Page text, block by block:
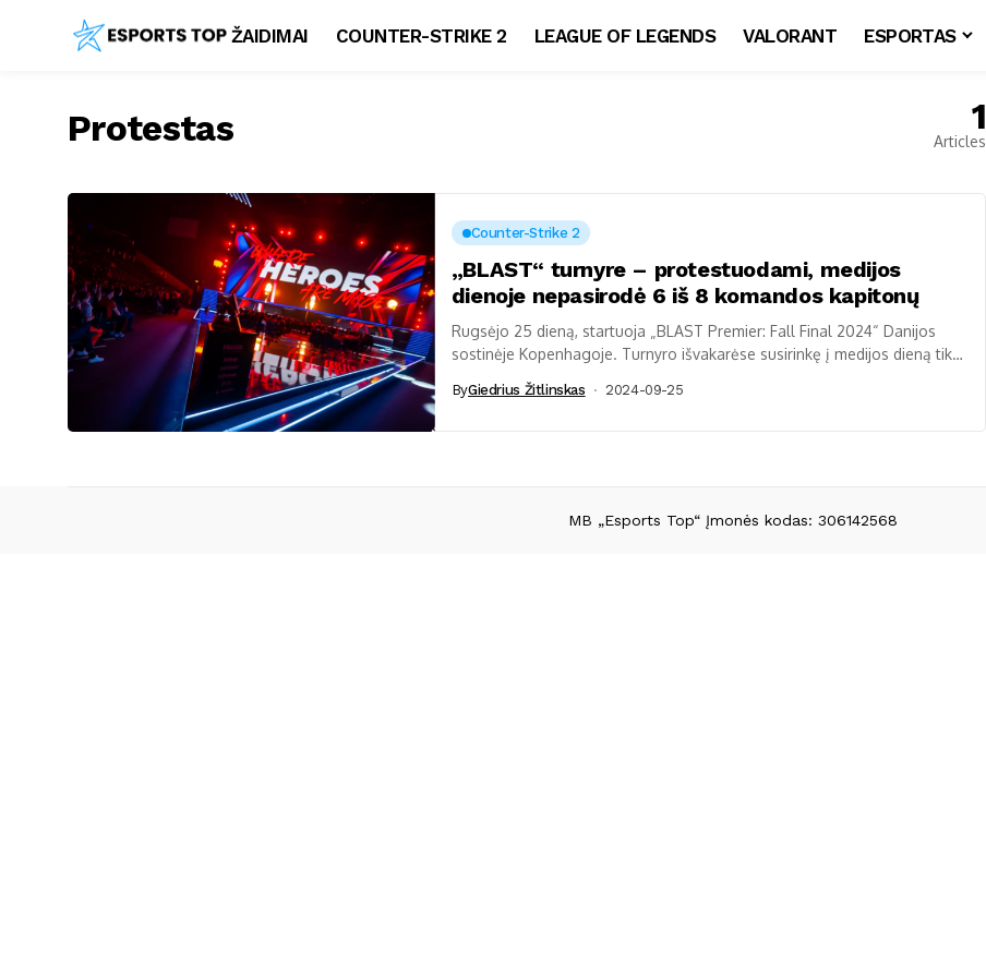
ŽAIDIMAI COUNTER-STRIKE 2 LEAGUE OF LEGENDS VALORANT ESPORTAS
Protestas 1
Articles
Counter-Strike 2
„BLAST“ turnyre – protestuodami, medijos
dienoje nepasirodė 6 iš 8 komandos kapitonų
Rugsėjo 25 dieną, startuoja „BLAST Premier: Fall Final 2024“ Danijos
sostinėje Kopenhagoje. Turnyro išvakarėse susirinkę į medijos dieną tik
dvi komandos iš aštuonių,...
ByGiedrius Žitlinskas 2024-09-25
MB „Esports Top“ Įmonės kodas: 306142568